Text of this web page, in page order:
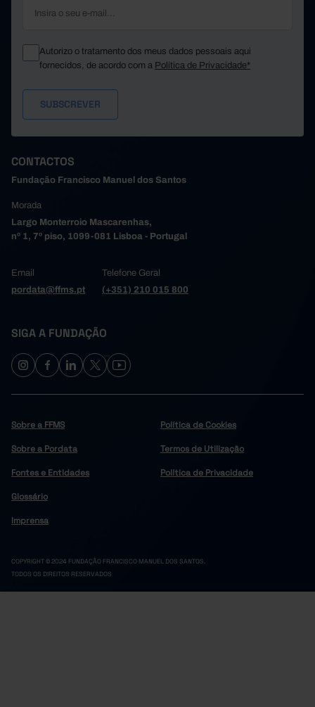
Autorizo o tratamento dos meus dados pessoais aqui
fornecidos, de acordo com a Política de Privacidade*
CONTACTOS
Fundação Francisco Manuel dos Santos
Morada
Largo Monterroio Mascarenhas,
nº 1, 7º piso, 1099-081 Lisboa - Portugal
Email
pordata@ffms.pt
Telefone Geral
(+351) 210 015 800
SIGA A FUNDAÇÃO
Sobre a FFMS
Sobre a Pordata
Fontes e Entidades
Glossário
Imprensa
Política de Cookies
Termos de Utilização
Política de Privacidade
COPYRIGHT © 2024 FUNDAÇÃO FRANCISCO MANUEL DOS SANTOS.
TODOS OS DIREITOS RESERVADOS